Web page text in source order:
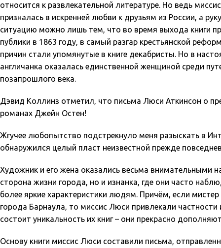
относится к развлекательной литературе. Но ведь
призналась в искренней любви к друзьям из России, а
ситуацию можно лишь тем, что во время выхода книги
публики в 1863 году, в самый разгар крестьянской
причин стали упомянутые в книге декабристы. Но в
англичанка оказалась единственной женщиной среди
позапрошлого века.
Дэвид Коллинз отметил, что письма Люси Аткинсон о
романах Джейн Остен!
Жгучее любопытство подстрекнуло меня разыскать в
обнаружился целый пласт неизвестной прежде
Художник и его жена оказались весьма внимательными
сторона жизни города, но и изнанка, где они часто
более яркие характеристики людям. Причём, если
города Барнаула, то миссис Люси привлекали
состоит уникальность их книг – они прекрасно
Основу книги миссис Люси составили письма,